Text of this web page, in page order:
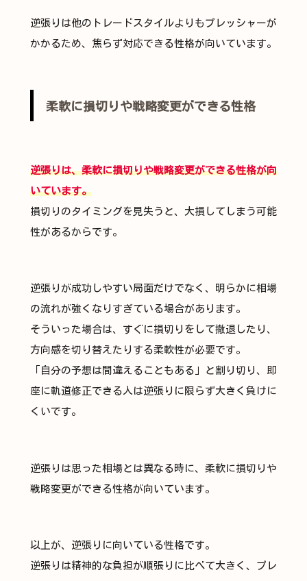
逆張りは他のトレードスタイルよりもプレッシャーが
かかるため、焦らず対応できる性格が向いています。
柔軟に損切りや戦略変更ができる性格
逆張りは、柔軟に損切りや戦略変更ができる性格が向
いています。
損切りのタイミングを見失うと、大損してしまう可能
性があるからです。
逆張りが成功しやすい局面だけでなく、明らかに相場
の流れが強くなりすぎている場合があります。
そういった場合は、すぐに損切りをして撤退したり、
方向感を切り替えたりする柔軟性が必要です。
「自分の予想は間違えることもある」と割り切り、即
座に軌道修正できる人は逆張りに限らず大きく負けに
くいです。
逆張りは思った相場とは異なる時に、柔軟に損切りや
戦略変更ができる性格が向いています。
以上が、逆張りに向いている性格です。
逆張りは精神的な負担が順張りに比べて大きく、プレ